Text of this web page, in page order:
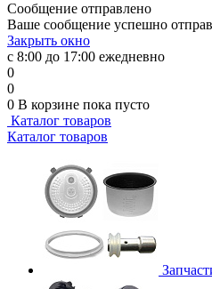
Сообщение отправлено
Ваше сообщение успешно
Закрыть окно
с 8:00 до 17:00 ежедневно
0
0
0 В корзине пока пусто
Каталог товаров
Каталог товаров